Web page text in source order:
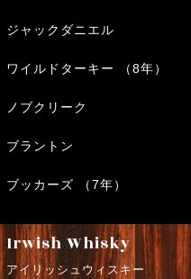
ジャックダニエル
ワイルドターキー （8年）
ノブクリーク
ブラントン
ブッカーズ （7年）
Irwish Whisky
アイリッシュウィスキー